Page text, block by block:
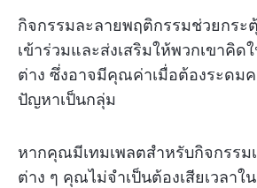
กิจกรรมละลายพฤติกรรมช่วยกระ
เข้าร่วมและส่งเสริมให้พวกเขาคิ
ต่าง ซึ่งอาจมีคุณค่าเมื่อต้องระดม
ปัญหาเป็นกลุ่ม
หากคุณมีเทมเพลตสำหรับกิจกรรม
ต่าง ๆ คุณไม่จำเป็นต้องเสียเวลาใ